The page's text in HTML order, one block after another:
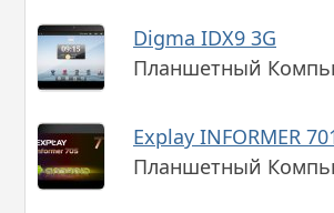
Digma IDX9 3G
Планшетный
Explay INFORMER
Планшетный